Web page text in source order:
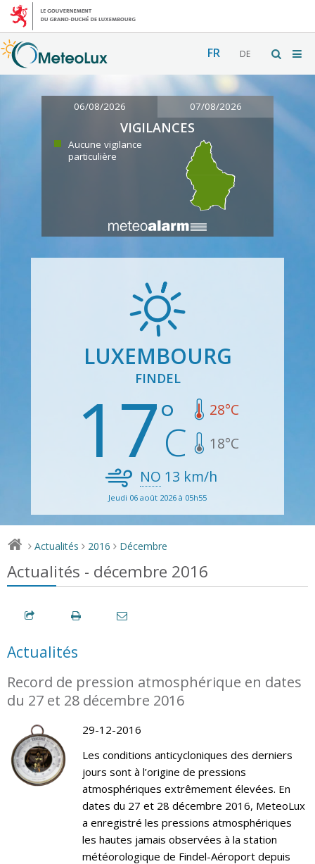
FR DE
06/08/2026 07/08/2026
VIGILANCES
Aucune vigilance
particulière
LUXEMBOURG
FINDEL
17 28°C
18°C
NO 13 km/h
Jeudi 06 août 2026 à 05h55
> Actualités > 2016 > Décembre
Actualités - décembre 2016
Actualités
Record de pression atmosphérique en dates
du 27 et 28 décembre 2016
29-12-2016
Les conditions anticycloniques des derniers
jours sont à l’origine de pressions
atmosphériques extrêmement élevées. En
dates du 27 et 28 décembre 2016, MeteoLux
a enregistré les pressions atmosphériques
les hautes jamais observées à la station
météorologique de Findel-Aéroport depuis